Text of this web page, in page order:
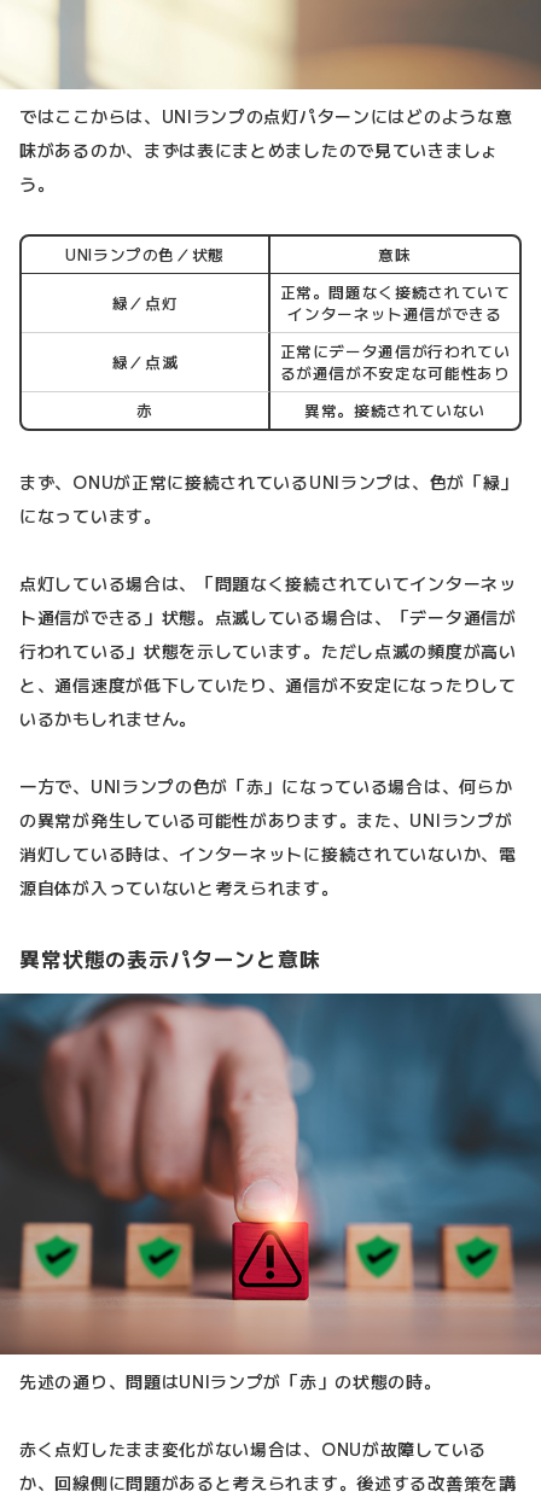
ではここからは、UNIランプの点灯パターンにはどのような意
味があるのか、まずは表にまとめましたので見ていきましょ
う。
UNIランプの色／状態 意味
緑／点灯
正常。問題なく接続されていて
インターネット通信ができる
緑／点滅
正常にデータ通信が行われてい
るが通信が不安定な可能性あり
赤
異常。接続されていない
まず、ONUが正常に接続されているUNIランプは、色が「緑」
になっています。
点灯している場合は、「問題なく接続されていてインターネッ
ト通信ができる」状態。点滅している場合は、「データ通信が
行われている」状態を示しています。ただし点滅の頻度が高い
と、通信速度が低下していたり、通信が不安定になったりして
いるかもしれません。
一方で、UNIランプの色が「赤」になっている場合は、何らか
の異常が発生している可能性があります。また、UNIランプが
消灯している時は、インターネットに接続されていないか、電
源自体が入っていないと考えられます。
異常状態の表示パターンと意味
先述の通り、問題はUNIランプが「赤」の状態の時。
赤く点灯したまま変化がない場合は、ONUが故障している
か、回線側に問題があると考えられます。後述する改善策を講